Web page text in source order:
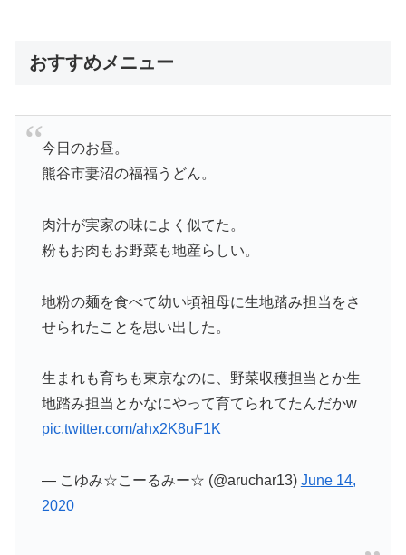
おすすめメニュー
今日のお昼。
熊谷市妻沼の福福うどん。
肉汁が実家の味によく似てた。
粉もお肉もお野菜も地産らしい。
地粉の麺を食べて幼い頃祖母に生地踏み担当をさ
せられたことを思い出した。
生まれも育ちも東京なのに、野菜収穫担当とか生
地踏み担当とかなにやって育てられてたんだかw
pic.twitter.com/ahx2K8uF1K
— こゆみ☆こーるみー☆ (@aruchar13) June 14,
2020